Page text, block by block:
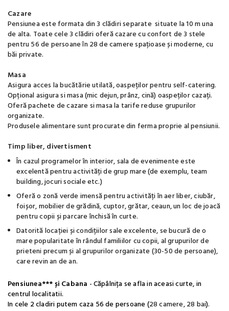
Cazare
Pensiunea este formata din 3 clădiri separate situate la 10 m una
de alta. Toate cele 3 clădiri oferă cazare cu confort de 3 stele
pentru 56 de persoane în 28 de camere spațioase și moderne, cu
băi private.
Masa
Asigura acces la bucătărie utilată, oaspeților pentru self-catering.
Opțional asigura si masa (mic dejun, prânz, cină) oaspeților cazați.
Oferă pachete de cazare si masa la tarife reduse grupurilor
organizate.
Produsele alimentare sunt procurate din ferma proprie al pensiunii.
Timp liber, divertisment
În cazul programelor în interior, sala de evenimente este
excelentă pentru activități de grup mare (de exemplu, team
building, jocuri sociale etc.)
Oferă o zonă verde imensă pentru activități în aer liber, ciubăr,
foișor, mobilier de grădină, cuptor, grătar, ceaun, un loc de joacă
pentru copii și parcare închisă în curte.
Datorită locației și condițiilor sale excelente, se bucură de o
mare popularitate în rândul familiilor cu copii, al grupurilor de
prieteni precum și al grupurilor organizate (30-50 de persoane),
care revin an de an.
Pensiunea*** și Cabana - Căpâlnița se afla in aceasi curte, in
centrul localitatii.
In cele 2 cladiri putem caza 56 de persoane (28 camere, 28 bai).